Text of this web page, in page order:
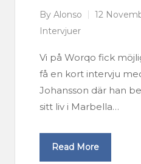
By Alonso
12
Intervjuer
Vi på Worqo fick
få en kort intervju
Johansson där han
sitt liv i Marbella…
Read More